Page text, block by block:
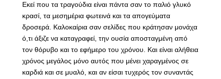
Εκεί που τα τραγούδια είναι πάντα σαν το παλιό γλυκό
κρασί, τα μεσημέρια φωτεινά και τα απογεύματα
δροσερά. Καλοκαίρια σαν σελίδες που κράτησαν μονάχα
ό,τι άξιζε να καταγραφεί, την ουσία αποσταγμένη από
τον θόρυβο και το εφήμερο του χρόνου. Και είναι αλήθεια
χρόνος μεγάλος μόνο αυτός που μένει χαραγμένος σε
καρδιά και σε μυαλό, και αν είσαι τυχερός τον συναντάς